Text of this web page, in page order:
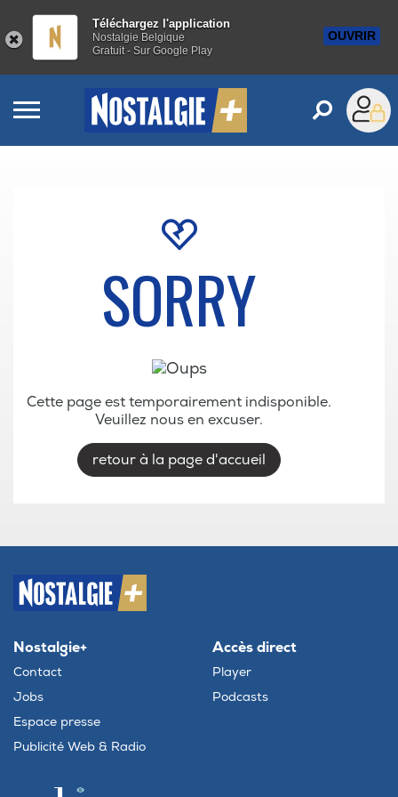
Téléchargez l'application
Nostalgie Belgique
Gratuit - Sur Google Play
OUVRIR
SORRY
Cette page est temporairement indisponible.
Veuillez nous en excuser.
retour à la page d'accueil
Nostalgie+
Contact
Jobs
Espace presse
Publicité Web & Radio
Accès direct
Player
Podcasts